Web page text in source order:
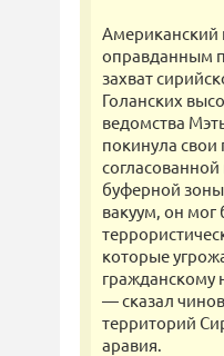
Американский
оправданным
захват
Голанских
ведомства
покинула свои
буферной
вакуум, он
которые
гражданскому
— сказал
территорий
аравия.